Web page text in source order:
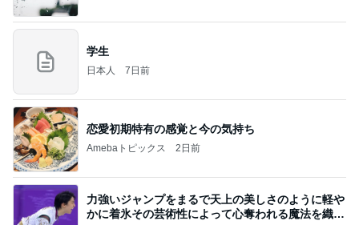
学生
日本人 7日前
恋愛初期特有の感覚と今の気持ち
Amebaトピックス 2日前
力強いジャンプをまるで天上の美しさのように軽や
かに着氷その芸術性によって心奪われる魔法を織り